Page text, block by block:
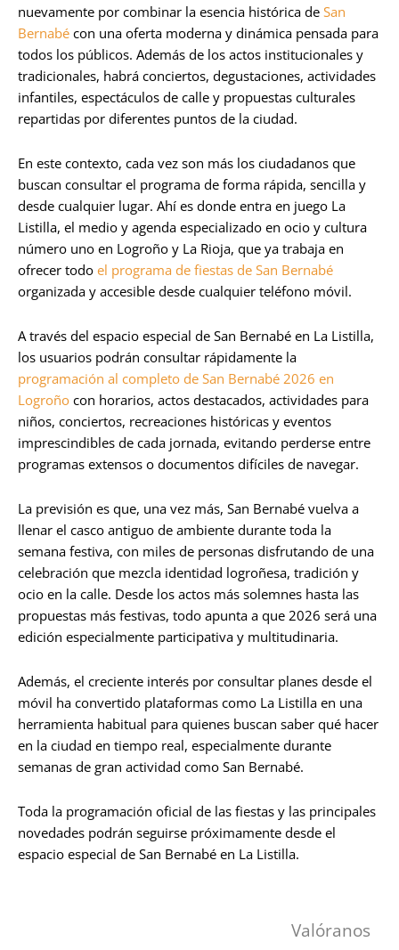
nuevamente por combinar la esencia histórica de San
Bernabé con una oferta moderna y dinámica pensada para
todos los públicos. Además de los actos institucionales y
tradicionales, habrá conciertos, degustaciones, actividades
infantiles, espectáculos de calle y propuestas culturales
repartidas por diferentes puntos de la ciudad.
En este contexto, cada vez son más los ciudadanos que
buscan consultar el programa de forma rápida, sencilla y
desde cualquier lugar. Ahí es donde entra en juego La
Listilla, el medio y agenda especializado en ocio y cultura
número uno en Logroño y La Rioja, que ya trabaja en
ofrecer todo el programa de fiestas de San Bernabé
organizada y accesible desde cualquier teléfono móvil.
A través del espacio especial de San Bernabé en La Listilla,
los usuarios podrán consultar rápidamente la
programación al completo de San Bernabé 2026 en
Logroño con horarios, actos destacados, actividades para
niños, conciertos, recreaciones históricas y eventos
imprescindibles de cada jornada, evitando perderse entre
programas extensos o documentos difíciles de navegar.
La previsión es que, una vez más, San Bernabé vuelva a
llenar el casco antiguo de ambiente durante toda la
semana festiva, con miles de personas disfrutando de una
celebración que mezcla identidad logroñesa, tradición y
ocio en la calle. Desde los actos más solemnes hasta las
propuestas más festivas, todo apunta a que 2026 será una
edición especialmente participativa y multitudinaria.
Además, el creciente interés por consultar planes desde el
móvil ha convertido plataformas como La Listilla en una
herramienta habitual para quienes buscan saber qué hacer
en la ciudad en tiempo real, especialmente durante
semanas de gran actividad como San Bernabé.
Toda la programación oficial de las fiestas y las principales
novedades podrán seguirse próximamente desde el
espacio especial de San Bernabé en La Listilla.
Valóranos